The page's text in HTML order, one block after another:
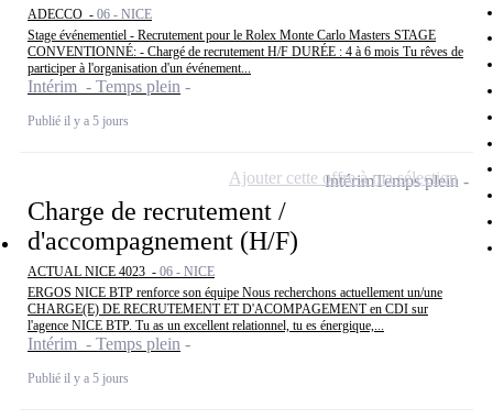
ADECCO - 06 - NICE
Stage événementiel - Recrutement pour le Rolex Monte Carlo Masters STAGE
CONVENTIONNÉ: - Chargé de recrutement H/F DURÉE : 4 à 6 mois Tu rêves de
participer à l'organisation d'un événement...
Intérim - Temps plein
Publié il y a 5 jours
Charge de recrutement /
d'accompagnement (H/F)
ACTUAL NICE 4023 - 06 - NICE
ERGOS NICE BTP renforce son équipe Nous recherchons actuellement un/une
CHARGE(E) DE RECRUTEMENT ET D'ACOMPAGEMENT en CDI sur
l'agence NICE BTP. Tu as un excellent relationnel, tu es énergique,...
Intérim - Temps plein
Publié il y a 5 jours
IntérimTemps plein
Ajouter cette offre à ma sélection